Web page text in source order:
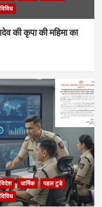
विविध
की कृपा की महिमा का
धार्मिक
पहल टुडे
विविध